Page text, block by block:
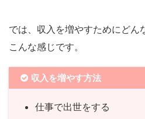
では、収入を増やすためにどん
こんな感じです。
収入を増やす方法
仕事で出世をする